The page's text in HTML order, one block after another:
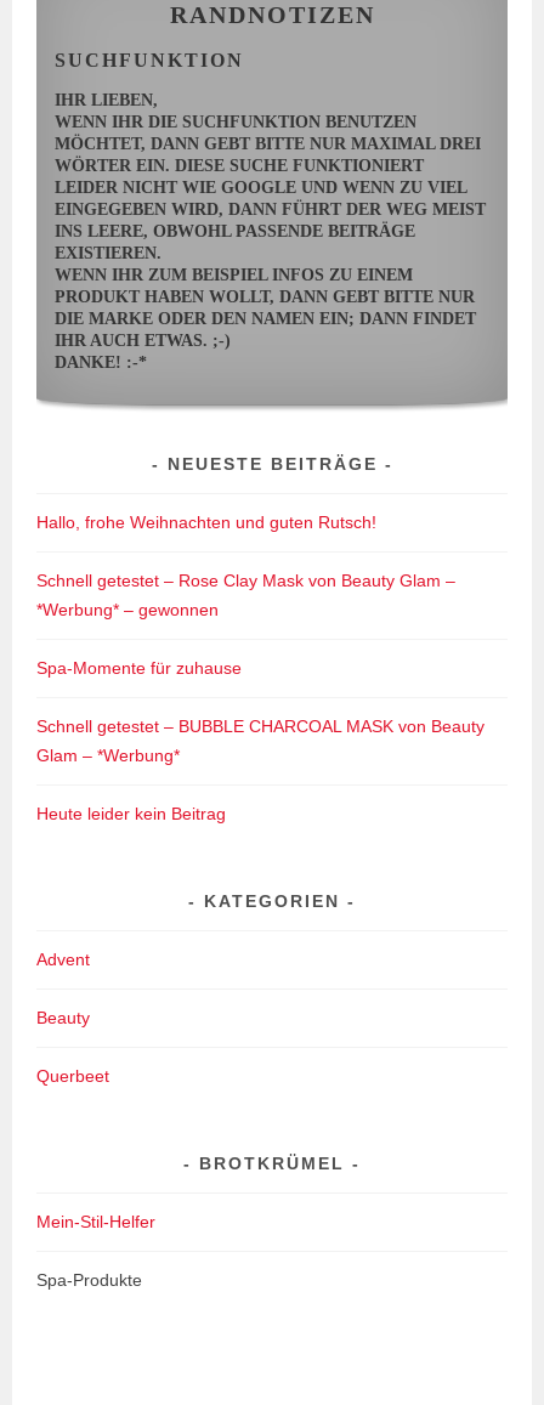
RANDNOTIZEN
SUCHFUNKTION
IHR LIEBEN,
WENN IHR DIE SUCHFUNKTION BENUTZEN
MÖCHTET, DANN GEBT BITTE NUR MAXIMAL DREI
WÖRTER EIN. DIESE SUCHE FUNKTIONIERT
LEIDER NICHT WIE GOOGLE UND WENN ZU VIEL
EINGEGEBEN WIRD, DANN FÜHRT DER WEG MEIST
INS LEERE, OBWOHL PASSENDE BEITRÄGE
EXISTIEREN.
WENN IHR ZUM BEISPIEL INFOS ZU EINEM
PRODUKT HABEN WOLLT, DANN GEBT BITTE NUR
DIE MARKE ODER DEN NAMEN EIN; DANN FINDET
IHR AUCH ETWAS. ;-)
DANKE! :-*
NEUESTE BEITRÄGE
Hallo, frohe Weihnachten und guten Rutsch!
Schnell getestet – Rose Clay Mask von Beauty Glam –
*Werbung* – gewonnen
Spa-Momente für zuhause
Schnell getestet – BUBBLE CHARCOAL MASK von Beauty
Glam – *Werbung*
Heute leider kein Beitrag
KATEGORIEN
Advent
Beauty
Querbeet
BROTKRÜMEL
Mein-Stil-Helfer
Spa-Produkte